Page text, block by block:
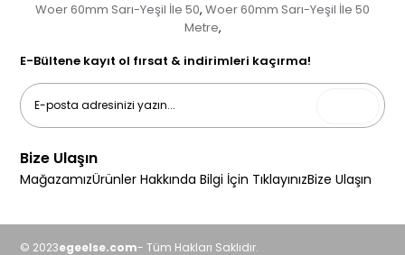
Woer 60mm Sarı-Yeşil İle 50, Woer 60mm Sarı-Yeşil İle 50
Metre,
E-Bültene kayıt ol fırsat & indirimleri kaçırma!
Bize Ulaşın
MağazamızÜrünler Hakkında Bilgi İçin TıklayınızBize Ulaşın
© 2023egeelse.com- Tüm Hakları Saklıdır.